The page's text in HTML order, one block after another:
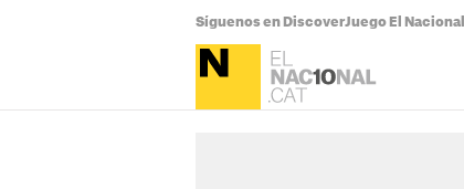
Síguenos en DiscoverJuego El Nacional